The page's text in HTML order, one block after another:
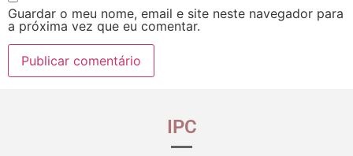
Guardar o meu nome, email e site neste navegador para
a próxima vez que eu comentar.
IPC